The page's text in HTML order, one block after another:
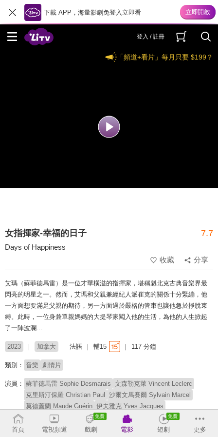
下載 APP，海量影劇免登入立即看
登入 / 註冊
「頻道+看片」每月只要 $199？
女指揮家-幸福的日子 7.7
Days of Happiness
收藏
分享
艾瑪（蘇菲德馬雷）是一位才華橫溢的指揮家，堪稱魁北克古典音樂界最
閃亮的明星之一。然而，艾瑪和父親兼經紀人派崔克的關係十分緊繃，他
一方面想要滿足父親的期待，另一方面過於嚴格的管束也讓他急於掙脫束
縛。此時，一位身兼單親媽媽的大提琴家闖入他的生活，為他的人生掀起
了一陣波瀾…
2023 加拿大 法語 輔15 117 分鐘
類別： 音樂 劇情片
演員： 蘇菲德馬雷 Sophie Desmarais 文森勒克萊 Vincent Leclerc
克里斯汀保羅 Christian Paul
沙爾文馬賽爾 Sylvain Marcel
莫德蓋蘭 Maude Guérin 伊夫雅克 Yves Jacques
凱瑟琳莉瓦克 Katherine Levac
詹妮薇芙艾拉麗 Geneviève Alarie
莉莉安布蘭科比內特 Liliane Blanco-Binette
首頁 電視頻道 戲劇 電影 短劇 更多